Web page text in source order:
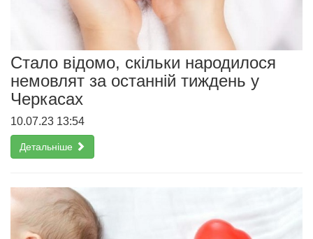
Стало відомо, скільки народилося
немовлят за останній тиждень у
Черкасах
10.07.23 13:54
Детальніше